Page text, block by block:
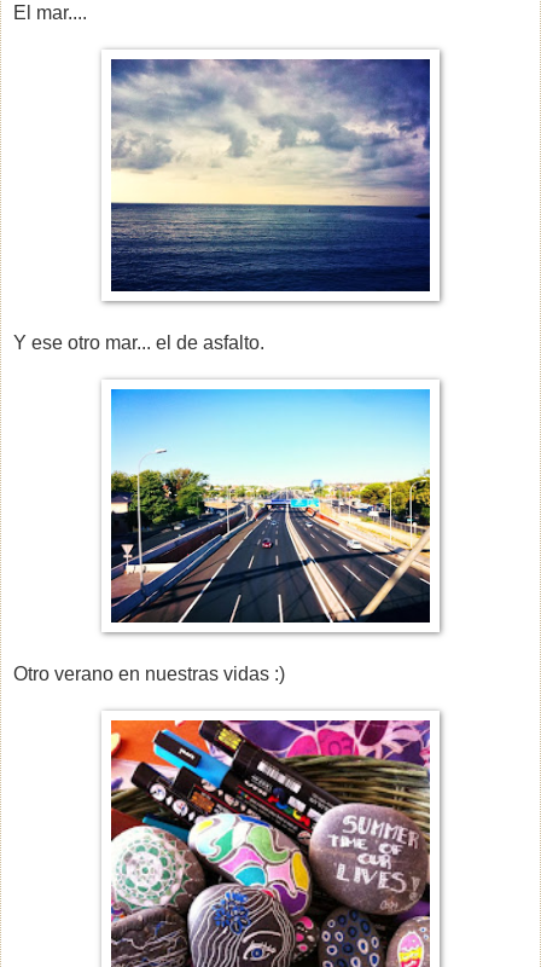
El mar....
Y ese otro mar... el de asfalto.
Otro verano en nuestras vidas :)